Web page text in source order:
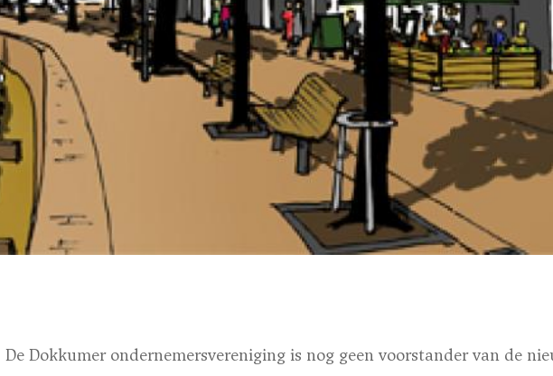
De Dokkumer ondernemersvereniging is nog geen voorstander van de